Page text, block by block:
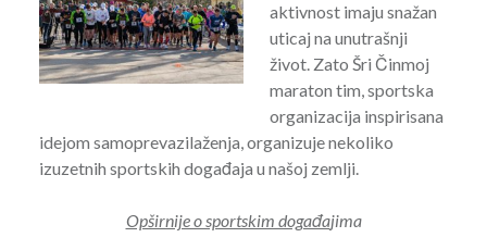
aktivnost imaju snažan
uticaj na unutrašnji
život. Zato Šri Činmoj
maraton tim, sportska
organizacija inspirisana
idejom samoprevazilaženja, organizuje nekoliko
izuzetnih sportskih događaja u našoj zemlji.
Opširnije o sportskim događajima